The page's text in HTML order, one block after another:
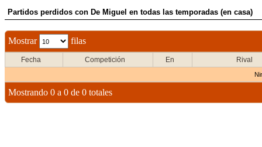
Partidos perdidos con De Miguel en todas las temporadas (en casa)
Mostrar filas
Fecha Competición En Rival
Mostrando 0 a 0 de 0 totales